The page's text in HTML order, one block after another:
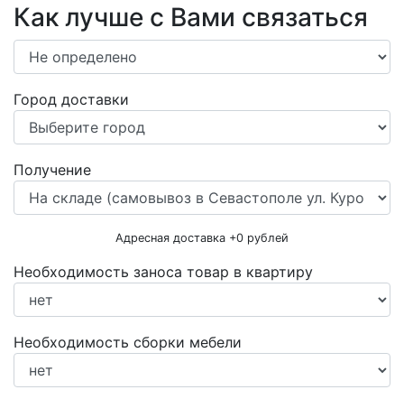
Как лучше с Вами связаться
Город доставки
Получение
Адресная доставка +0 рублей
Необходимость заноса товар в квартиру
Необходимость сборки мебели